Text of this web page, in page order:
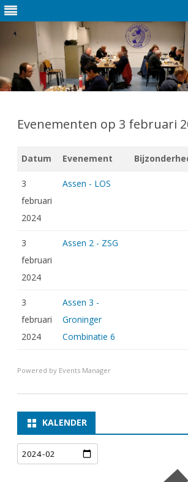
de
Evenementen op 3 februari
Datum Evenement
3
februari
2024
Assen - LOS
3
februari
2024
Assen 2 - ZSG
3
februari
2024
Assen 3 -
Groninger
Combinatie 6
Powered by Events Manager
KALENDER